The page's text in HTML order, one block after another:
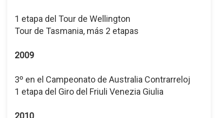
1 etapa del Tour de Wellington
Tour de Tasmania, más 2 etapas
2009
3º en el Campeonato de Australia Contrarreloj
1 etapa del Giro del Friuli Venezia Giulia
2010